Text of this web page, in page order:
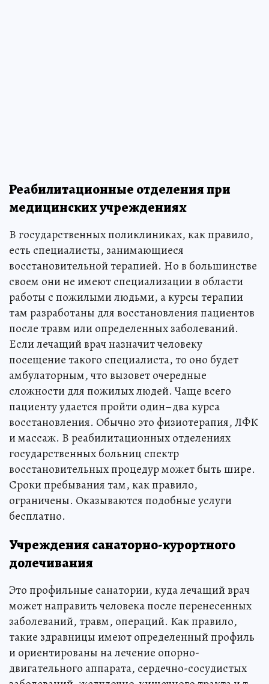
Реабилитационные отделения при
медицинских учреждениях
В государственных поликлиниках, как правило,
есть специалисты, занимающиеся
восстановительной терапией. Но в большинстве
своем они не имеют специализации в области
работы с пожилыми людьми, а курсы терапии
там разработаны для восстановления пациентов
после травм или определенных заболеваний.
Если лечащий врач назначит человеку
посещение такого специалиста, то оно будет
амбулаторным, что вызовет очередные
сложности для пожилых людей. Чаще всего
пациенту удается пройти один–два курса
восстановления. Обычно это физиотерапия, ЛФК
и массаж. В реабилитационных отделениях
государственных больниц спектр
восстановительных процедур может быть шире.
Сроки пребывания там, как правило,
ограничены. Оказываются подобные услуги
бесплатно.
Учреждения санаторно-курортного
долечивания
Это профильные санатории, куда лечащий врач
может направить человека после перенесенных
заболеваний, травм, операций. Как правило,
такие здравницы имеют определенный профиль
и ориентированы на лечение опорно-
двигательного аппарата, сердечно-сосудистых